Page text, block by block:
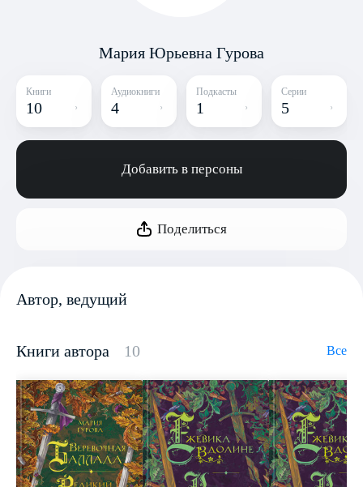
Мария Юрьевна Гурова
Книги
10
Аудиокниги
4
Подкасты
1
Серии
5
Добавить в персоны
Поделиться
Автор, ведущий
Книги автора 10 Все